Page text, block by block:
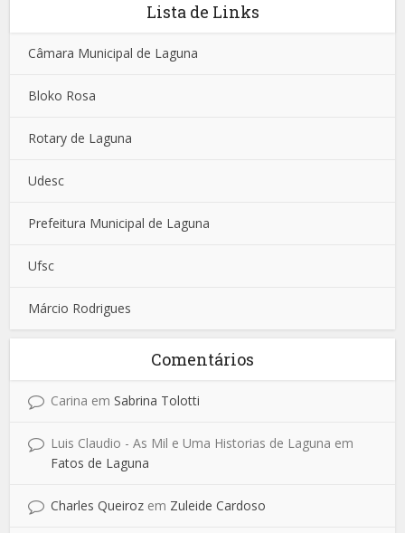
Lista de Links
Câmara Municipal de Laguna
Bloko Rosa
Rotary de Laguna
Udesc
Prefeitura Municipal de Laguna
Ufsc
Márcio Rodrigues
Comentários
Carina emSabrina Tolotti
Luis Claudio - As Mil e Uma Historias de Laguna em
Fatos de Laguna
Charles Queiroz em Zuleide Cardoso